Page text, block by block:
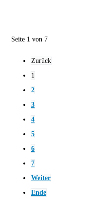
Seite 1 von 7
Zurück
1
2
3
4
5
6
7
Weiter
Ende